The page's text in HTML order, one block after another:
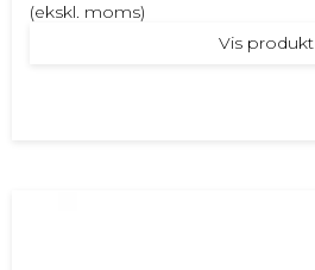
(ekskl. moms)
Vis produkt